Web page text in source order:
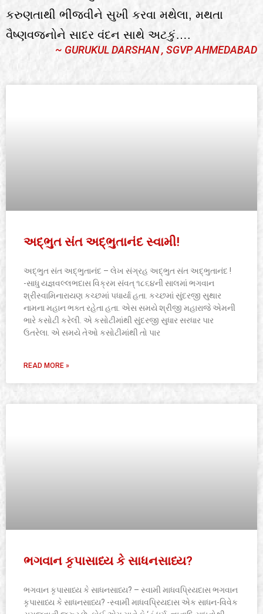
કરુણતાથી ભીંજવીને સુખી કરવા મથેલા, મથતા
વૈષ્ણવજનોને સાદર વંદન સાથે અટકું….
~ GURUKUL DARSHAN , SGVP AHMEDABAD
અદ્ભુત સંત અદ્ભુતાનંદ સ્વામી!
અદ્ભુત સંત અદ્ભુતાનંદ – લેખ સંગ્રહ અદ્ભુત સંત અદ્ભુતાનંદ !
-સાધુ યજ્ઞવલ્લભદાસ વિક્રમ સંવત્ ૧૮૬૪ની સાલમાં ભગવાન
શ્રીસ્વામિનારાયણ કચ્છમાં પધાર્યા હતા. કચ્છમાં સુંદરજી સુથાર
નામના મહાન ભક્ત રહેતા હતા. એસ સમયે શ્રીજી મહારાજે એમની
ભારે કસોટી કરેલી. એ કસોટીમાંથી સુંદરજી સુધાર સરધાર પાર
ઉતરેલા. એ સમયે તેઓ કસોટીમાંથી તો પાર
READ MORE »
ભગવાન કૃપાસાધ્ય કે સાધનસાધ્ય?
ભગવાન કૃપાસાધ્ય કે સાધનસાધ્ય? – સ્વામી માધવપ્રિયદાસ ભગવાન
કૃપાસાધ્ય કે સાધનસાધ્ય? -સ્વામી માધવપ્રિયદાસ એક સાધન-વિવેક